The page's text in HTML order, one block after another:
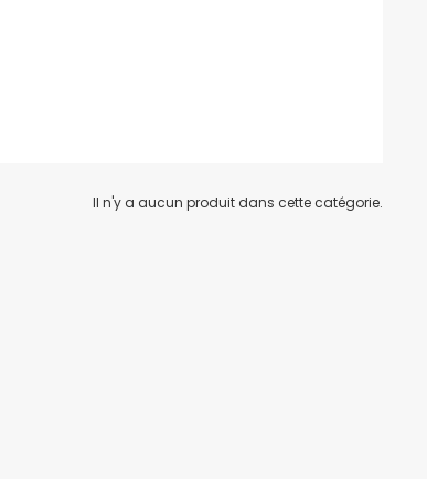
Il n'y a aucun produit dans cette catégorie.